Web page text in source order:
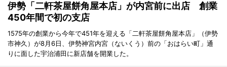
伊勢「二軒茶屋餅角屋本店」が内宮前に出店 創業
450年間で初の支店
1575年の創業から今年で451年を迎える「二軒茶屋餅角屋本店」（伊勢
市神久）が8月6日、伊勢神宮内宮（ないくう）前の「おはらい町」通
りに面した宇治浦田に新店舗を開業した。